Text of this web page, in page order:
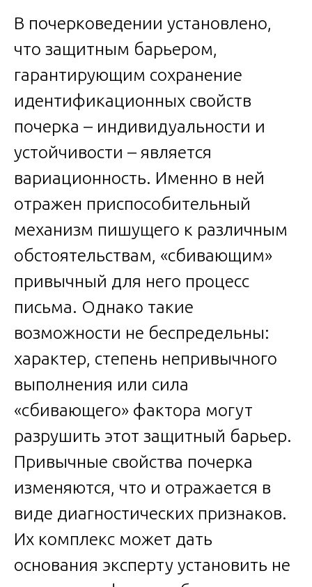
В почерковедении установлено,
что защитным барьером,
гарантирующим сохранение
идентификационных свойств
почерка – индивидуальности и
устойчивости – является
вариационность. Именно в ней
отражен приспособительный
механизм пишущего к различным
обстоятельствам, «сбивающим»
привычный для него процесс
письма. Однако такие
возможности не беспредельны:
характер, степень непривычного
выполнения или сила
«сбивающего» фактора могут
разрушить этот защитный барьер.
Привычные свойства почерка
изменяются, что и отражается в
виде диагностических признаков.
Их комплекс может дать
основания эксперту установить не